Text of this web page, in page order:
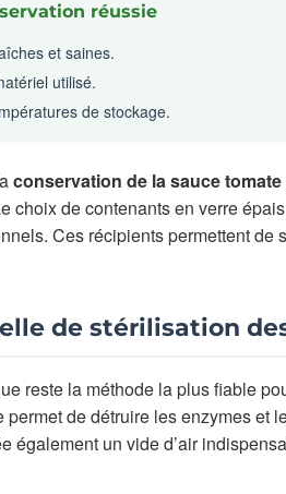
réussie
et saines.
utilisé.
de stockage.
conservation de la sauce
choix de contenants en verre
Ces récipients permettent de
de stérilisation
reste la méthode la plus fiable
de détruire les enzymes et
également un vide d’air